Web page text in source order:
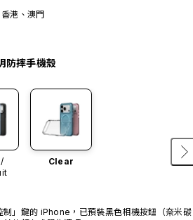
港、澳門
防摔手機殼
Clear
制」鍵的 iPhone，已預裝黑色相機按鈕（奈米碳